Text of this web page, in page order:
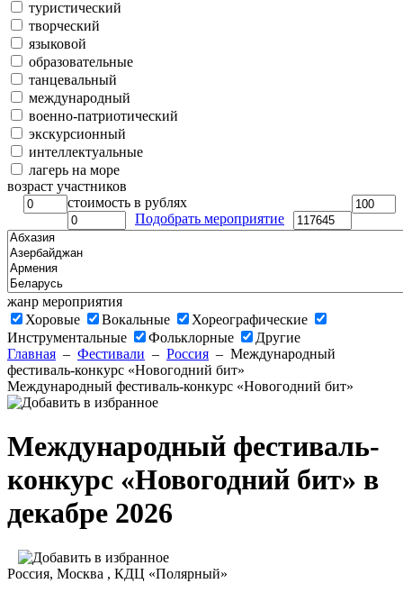
туристический
творческий
языковой
образовательные
танцевальный
международный
военно-патриотический
экскурсионный
интеллектуальные
лагерь на море
возраст участников
стоимость в рублях
Подобрать мероприятие
жанр мероприятия
Хоровые
Вокальные
Хореографические
Инструментальные
Фольклорные
Другие
Главная – Фестивали – Россия – Международный
фестиваль-конкурс «Новогодний бит»
Международный фестиваль-конкурс «Новогодний бит»
Международный фестиваль-
конкурс «Новогодний бит» в
декабре 2026
Россия, Москва , КДЦ «Полярный»